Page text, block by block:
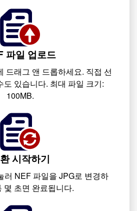
파일 업로드
드래그 앤 드롭하세요. 직접 선
도 있습니다. 최대 파일 크기:
100MB.
시작하기
러 NEF 파일을 JPG로 변경하
몇 초면 완료됩니다.